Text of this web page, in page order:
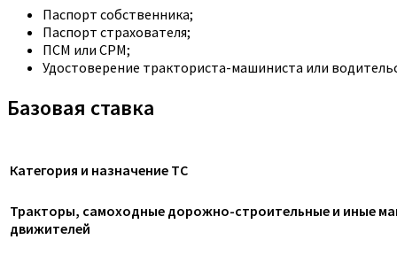
Паспорт собственника;
Паспорт страхователя;
ПСМ или СРМ;
Удостоверение тракториста-машиниста или
Базовая ставка
Категория и назначение ТС
Тракторы, самоходные дорожно-строительные и иные
движителей